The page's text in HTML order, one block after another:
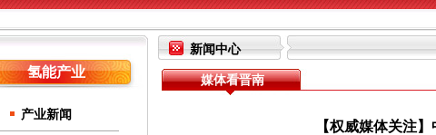
氢能产业
产业新闻
新闻中心
媒体看晋南
【权威媒体关注